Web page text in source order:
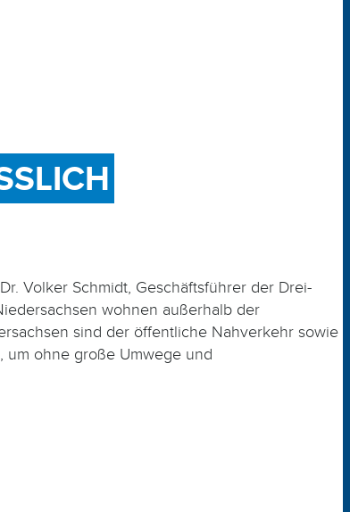
Volker Schmidt, Geschäftsführer der Drei-
wohnen außerhalb der
sind der öffentliche Nahverkehr sowie
ohne große Umwege und